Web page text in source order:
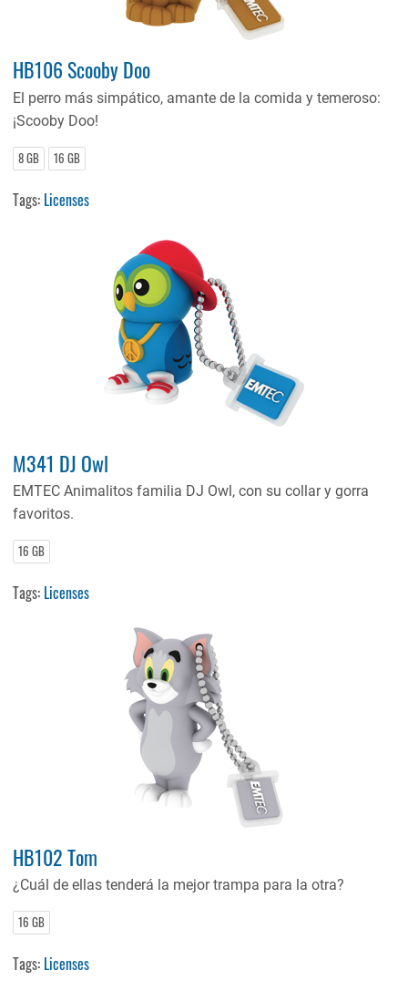
HB106 Scooby Doo
El perro más simpático, amante de la comida y temeroso:
¡Scooby Doo!
8 GB 16 GB
Tags: Licenses
M341 DJ Owl
EMTEC Animalitos familia DJ Owl, con su collar y gorra
favoritos.
16 GB
Tags: Licenses
HB102 Tom
¿Cuál de ellas tenderá la mejor trampa para la otra?
16 GB
Tags: Licenses